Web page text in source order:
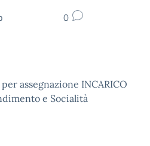
0
assegnazione INCARICO
e Socialità